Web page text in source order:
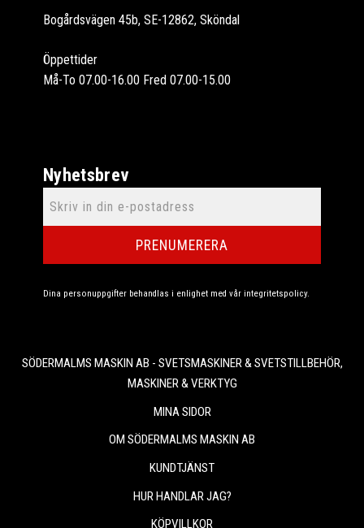
Bogårdsvägen 45b, SE-12862, Sköndal
Öppettider
Må-To 07.00-16.00 Fred 07.00-15.00
Nyhetsbrev
PRENUMERERA
Dina personuppgifter behandlas i enlighet med vår integritetspolicy.
SÖDERMALMS MASKIN AB - SVETSMASKINER & SVETSTILLBEHÖR,
MASKINER & VERKTYG
MINA SIDOR
OM SÖDERMALMS MASKIN AB
KUNDTJÄNST
HUR HANDLAR JAG?
KÖPVILLKOR